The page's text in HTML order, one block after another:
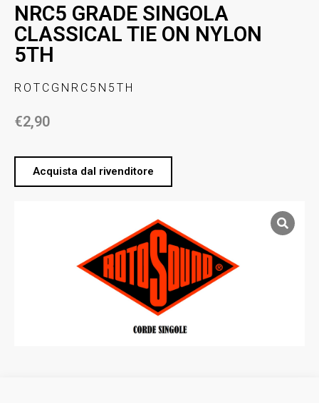
NRC5 GRADE SINGOLA
CLASSICAL TIE ON NYLON
5TH
ROTCGNRC5N5TH
€2,90
Acquista dal rivenditore